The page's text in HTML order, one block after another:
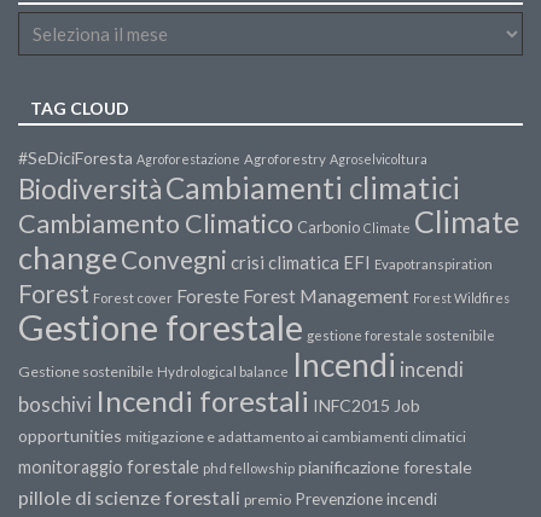
TAG CLOUD
#SeDiciForesta Agroforestazione Agroforestry Agroselvicoltura
BiodiversitàCambiamenti climatici
Cambiamento Climatico Carbonio Climate Climate
changeConvegni crisi climatica EFI Evapotranspiration
Forest Forest cover Foreste Forest Management Forest Wildfires
Gestione forestale gestione forestale sostenibile
Gestione sostenibile Hydrological balance Incendi incendi
boschivi Incendi forestali INFC2015 Job
opportunities mitigazione e adattamento ai cambiamenti climatici
monitoraggio forestale phd fellowship pianificazione forestale
pillole di scienze forestali premio Prevenzione incendi